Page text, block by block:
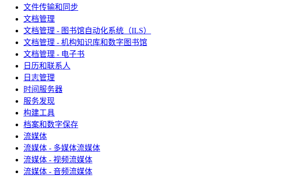
文件传输和同步
文档管理
文档管理 - 图书馆自动化系统（ILS）
文档管理 - 机构知识库和数字图书馆
文档管理 - 电子书
日历和联系人
日志管理
时间服务器
服务发现
构建工具
档案和数字保存
流媒体
流媒体 - 多媒体流媒体
流媒体 - 视频流媒体
流媒体 - 音频流媒体